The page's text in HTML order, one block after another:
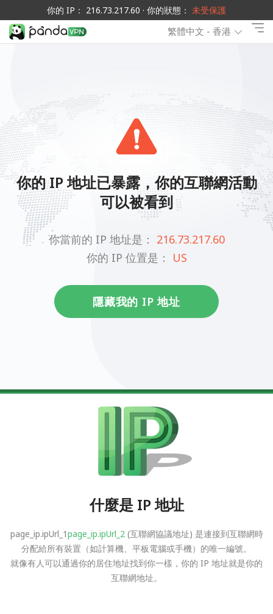
你的 IP： 216.73.217.60 · 你的狀態： 未受保護
繁體中文 - 香港
你的 IP 地址已暴露，你的互聯網活動
可以被看到
你當前的 IP 地址是： 216.73.217.60
你的 IP 位置是：
US
隱藏我的 IP 地址
什麼是 IP 地址
page_ip.ipUrl_1page_ip.ipUrl_2(互聯網協議地址) 是連接到互聯網時
分配給所有裝置（如計算機、平板電腦或手機）的唯一編號。
就像有人可以通過你的居住地址找到你一樣，你的 IP 地址就是你的
互聯網地址。